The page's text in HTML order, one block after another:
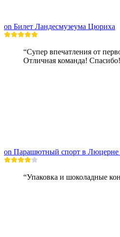
on Билет Ландесмузеума Цюриха
“Супер впечатления от
Отличная команда!
on Парашютный спорт в Люцерне
“Упаковка и шоколадные